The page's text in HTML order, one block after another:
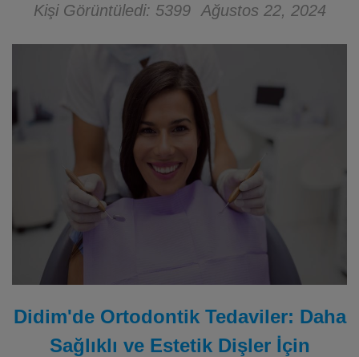
Kişi Görüntüledi: 5399 Ağustos 22, 2024
Didim'de Ortodontik Tedaviler: Daha
Sağlıklı ve Estetik Dişler İçin